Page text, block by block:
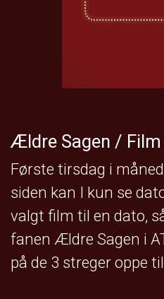
Ældre Sagen / Film
Første tirsdag i
siden kan I kun se
valgt film til en dato,
fanen Ældre Sagen i
på de 3 streger oppe